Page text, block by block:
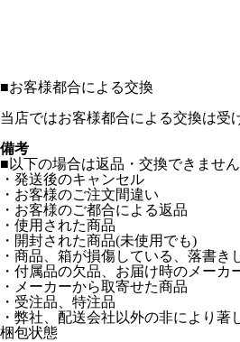
■お客様都合による交換
当店ではお客様都合による交換は受
備考
■以下の場合は返品・交換できません
・発送後のキャンセル
・お客様のご注文間違い
・お客様のご都合による返品
・使用された商品
・開封された商品(未使用でも)
・商品、箱が損傷している、落書き
・付属品の欠品、お届け時のメーカ
・メーカーから取寄せた商品
・受注品、特注品
・弊社、配送会社以外の非により著
梱包状態